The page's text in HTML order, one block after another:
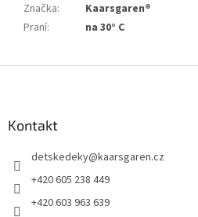
Značka:
Kaarsgaren®
Praní: na 30° C
Kontakt
detskedeky@kaarsgaren.cz
+420 605 238 449
+420 603 963 639